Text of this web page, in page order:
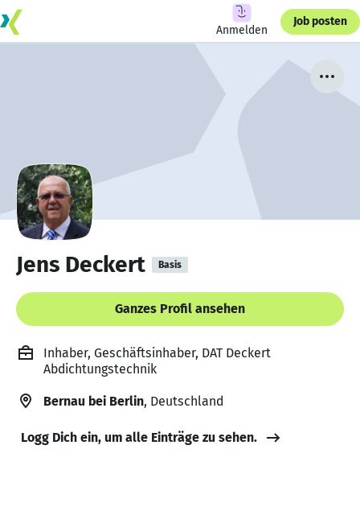
Anmelden
Job posten
Jens Deckert Basis
Ganzes Profil ansehen
Inhaber, Geschäftsinhaber, DAT Deckert
Abdichtungstechnik
Bernau bei Berlin, Deutschland
Logg Dich ein, um alle Einträge zu sehen.